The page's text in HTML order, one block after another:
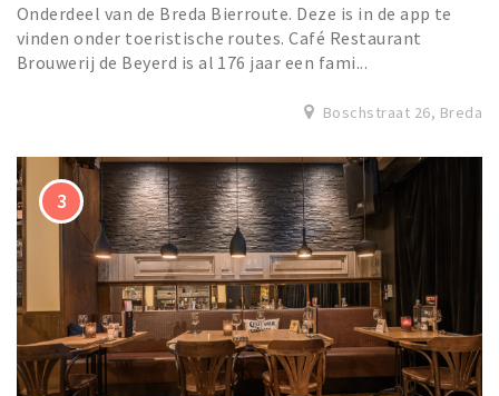
Onderdeel van de Breda Bierroute. Deze is in de app te
vinden onder toeristische routes. Café Restaurant
Brouwerij de Beyerd is al 176 jaar een fami...
Boschstraat 26, Breda